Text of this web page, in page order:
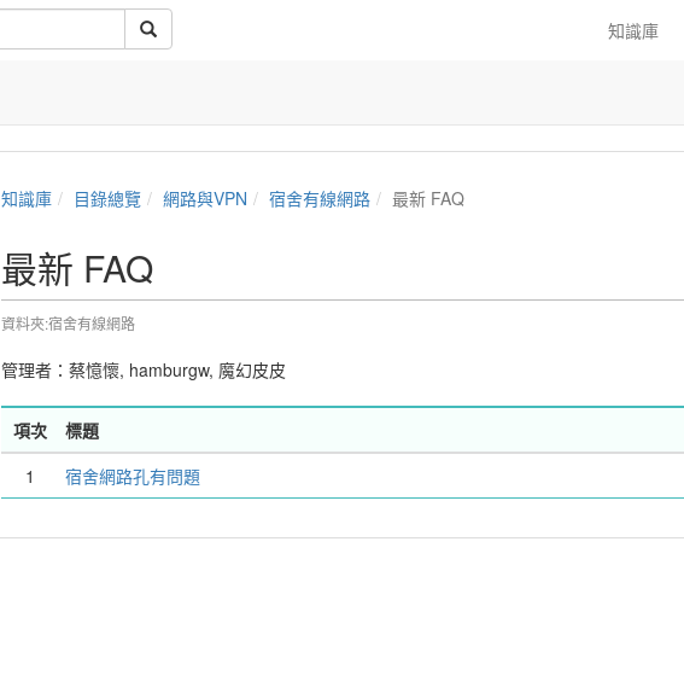
知識庫
知識庫 目錄總覽 網路與VPN 宿舍有線網路 最新 FAQ
最新 FAQ
資料夾:宿舍有線網路
管理者： 蔡憶懷, hamburgw, 魔幻皮皮
項次 標題
1
宿舍網路孔有問題